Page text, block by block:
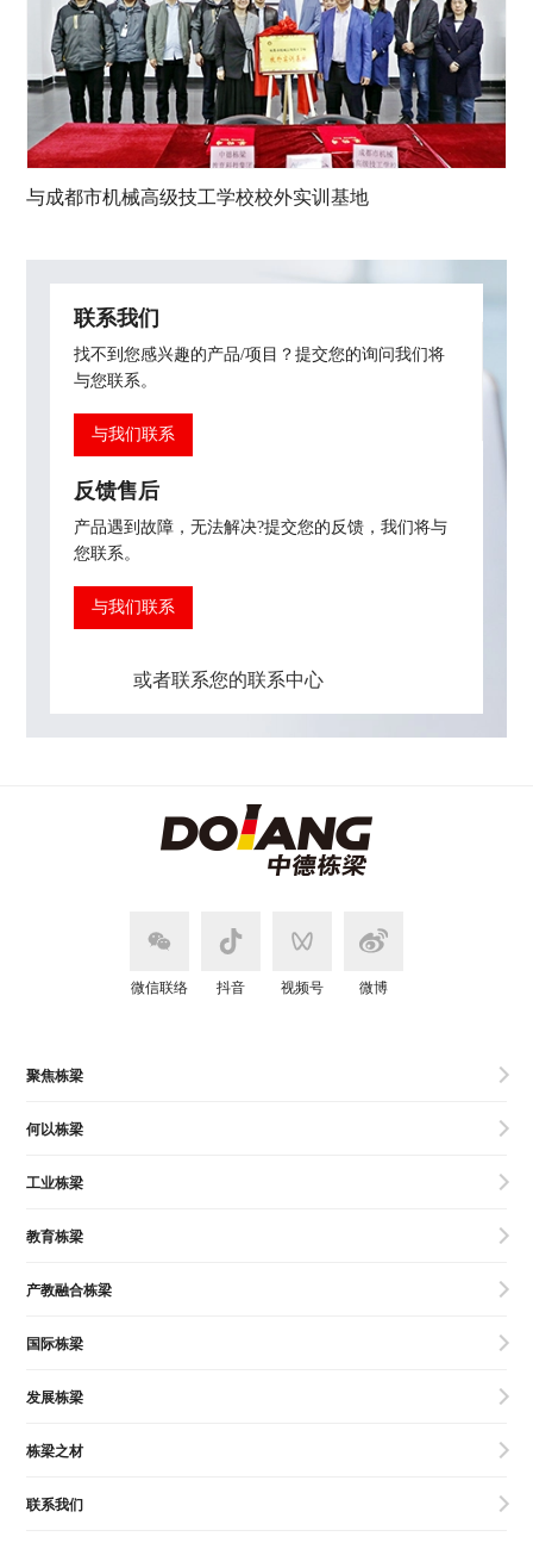
与成都市机械高级技工学校校外实训基地
联系我们
找不到您感兴趣的产品/项目？提交您的询问我们将
与您联系。
与我们联系
反馈售后
产品遇到故障，无法解决?提交您的反馈，我们将与
您联系。
与我们联系
或者联系您的联系中心
微信联络 抖音 视频号 微博
聚焦栋梁
何以栋梁
工业栋梁
教育栋梁
产教融合栋梁
国际栋梁
发展栋梁
栋梁之材
联系我们